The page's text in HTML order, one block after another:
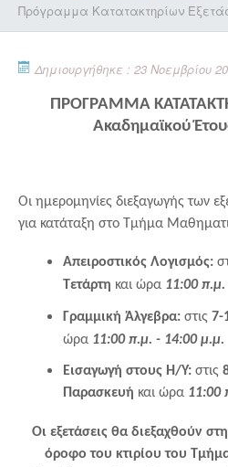
Πρόγραμμα Κατατακτηρίων
Δημιουργήθηκε : 23 Νοεμβρίου
ΠΡΟΓΡΑΜΜΑ
Ακαδημαϊκού
Oι ημερομηνίες διεξαγωγής των
για κατάταξη στο Τμήμα
Απειροστικός Λογισμός:
Τετάρτη και ώρα 11:00
Γραμμική Άλγεβρα: στις 7-
ώρα 11:00 π.μ. - 14:00 μ.μ.
Εισαγωγή στους Η/Υ: στις
Παρασκευή και ώρα 11:00
Οι εξετάσεις θα διεξαχθούν
όροφο του κτιρίου του